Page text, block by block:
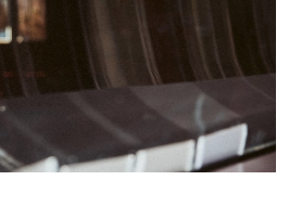
01
05 06 07
08
13 14
15
19 20 21
22